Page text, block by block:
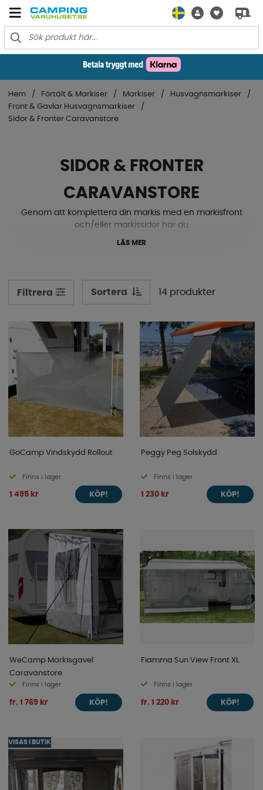
Hem Förtält & Markiser Markiser
Husvagnsmarkiser
Front & Gavlar Husvagnsmarkiser
Sidor & Fronter Caravanstore
SIDOR & FRONTER
CARAVANSTORE
Genom att komplettera din markis med en markisfront
och/eller markissidor har du
det perfekta extra utrymmet till din husvagn. Det
snabbt och smidigt kan välja hur mycket öppen yta du
LÄS MER
Filtrera Sortera 14 produkter
GoCamp Vindskydd Rollout
Finns i lager
1 495 kr KÖP!
Peggy Peg Solskydd
Finns i lager
1 230 kr KÖP!
WeCamp Markisgavel
Caravanstore
Finns i lager
fr. 1 769 kr KÖP!
Fiamma Sun View Front XL
Finns i lager
fr. 1 220 kr KÖP!
VISAS I BUTIK